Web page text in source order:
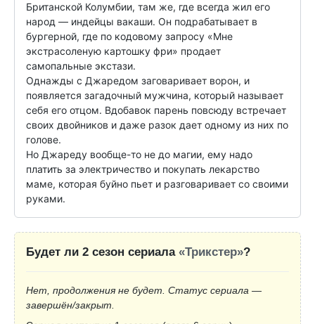
Британской Колумбии, там же, где всегда жил его
народ — индейцы вакаши. Он подрабатывает в
бургерной, где по кодовому запросу «Мне
экстрасоленую картошку фри» продает
самопальные экстази.
Однажды с Джаредом заговаривает ворон, и
появляется загадочный мужчина, который называет
себя его отцом. Вдобавок парень повсюду встречает
своих двойников и даже разок дает одному из них по
голове.
Но Джареду вообще-то не до магии, ему надо
платить за электричество и покупать лекарство
маме, которая буйно пьет и разговаривает со своими
руками.
Будет ли 2 сезон сериала «Трикстер»?
Нет, продолжения не будет. Статус сериала —
завершён/закрыт.